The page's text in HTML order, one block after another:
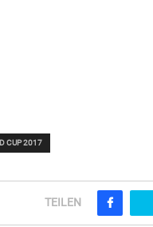
CUP 2017
TEILEN